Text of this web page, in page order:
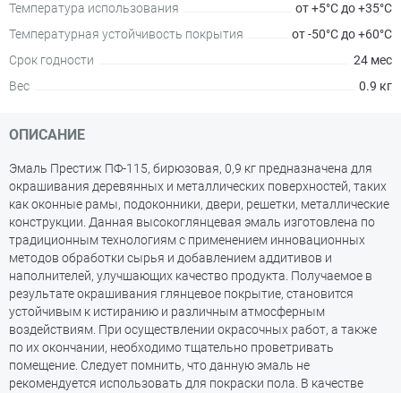
Температура использования
от +5°С до +35°С
Температурная устойчивость покрытия
от -50°С до +60°С
Срок годности
24 мес
Вес
0.9 кг
ОПИСАНИЕ
Эмаль Престиж ПФ-115, бирюзовая, 0,9 кг предназначена для
окрашивания деревянных и металлических поверхностей, таких
как оконные рамы, подоконники, двери, решетки, металлические
конструкции. Данная высокоглянцевая эмаль изготовлена по
традиционным технологиям с применением инновационных
методов обработки сырья и добавлением аддитивов и
наполнителей, улучшающих качество продукта. Получаемое в
результате окрашивания глянцевое покрытие, становится
устойчивым к истиранию и различным атмосферным
воздействиям. При осуществлении окрасочных работ, а также
по их окончании, необходимо тщательно проветривать
помещение. Следует помнить, что данную эмаль не
рекомендуется использовать для покраски пола. В качестве